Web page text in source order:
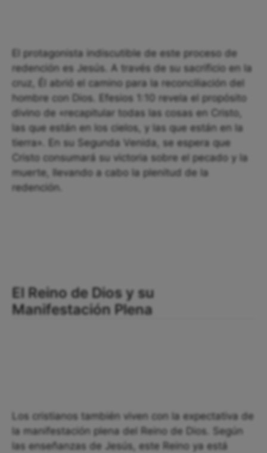
El protagonista indiscutible de este proceso de
redención es Jesús. A través de su sacrificio en la
cruz, Él abrió el camino para la reconciliación del
hombre con Dios. Efesios 1:10 revela el propósito
divino de «recapitular todas las cosas en Cristo,
las que están en los cielos, y las que están en la
tierra». En su Segunda Venida, se espera que
Cristo consumará su victoria sobre el pecado y la
muerte, llevando a cabo la plenitud de la
redención.
El Reino de Dios y su
Manifestación Plena
Los cristianos también viven con la expectativa de
la manifestación plena del Reino de Dios. Según
las enseñanzas de Jesús, este Reino ya está